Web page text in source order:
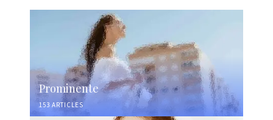
Prominente
153 ARTICLES